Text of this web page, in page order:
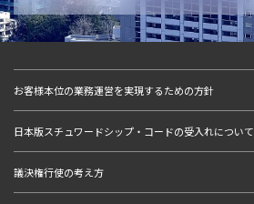
お客様本位の業務運営を実現するための方針
日本版スチュワードシップ・コードの受入れについて
議決権行使の考え方